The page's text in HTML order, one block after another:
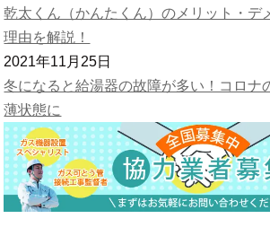
乾太くん（かんたくん）のメリット・デ
理由を解説！
2021年11月25日
冬になると給湯器の故障が多い！コロナ
薄状態に